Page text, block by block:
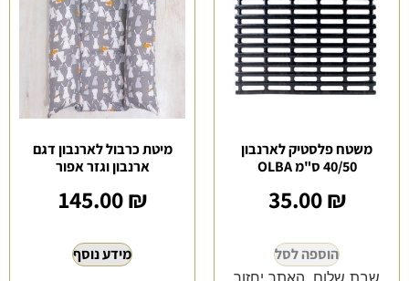
משטח פלסטיק לארנבון
40/50 ס"מ OLBA
35.00₪
הוספה לסל
מיטת כרבול לארנבון דגם
ארנבון וגזר אפור
145.00₪
מידע נוסף